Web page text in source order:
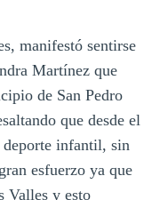
manifestó sentirse
Martínez que
de San Pedro
que desde el
infantil, sin
esfuerzo ya que
Valles y esto